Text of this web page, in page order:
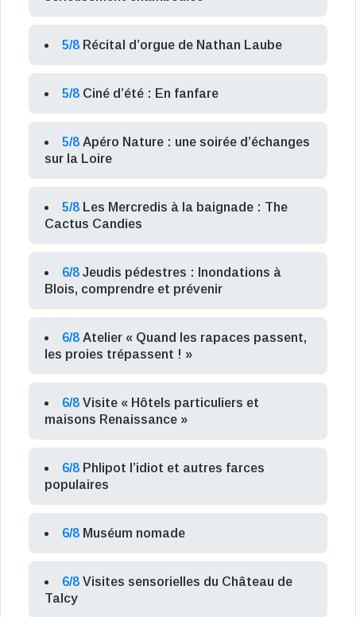
5/8 Récital d’orgue de Nathan Laube
5/8 Ciné d’été : En fanfare
5/8 Apéro Nature : une soirée d’échanges
sur la Loire
5/8 Les Mercredis à la baignade : The
Cactus Candies
6/8 Jeudis pédestres : Inondations à
Blois, comprendre et prévenir
6/8 Atelier « Quand les rapaces passent,
les proies trépassent ! »
6/8 Visite « Hôtels particuliers et
maisons Renaissance »
6/8 Phlipot l’idiot et autres farces
populaires
6/8 Muséum nomade
6/8 Visites sensorielles du Château de
Talcy